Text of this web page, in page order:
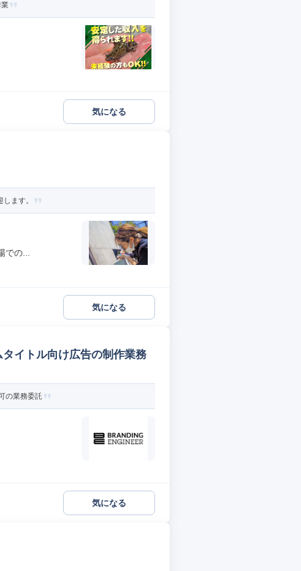
気になる
ます。
の...
気になる
イトル向け広告の制作業務
の業務委託
気になる